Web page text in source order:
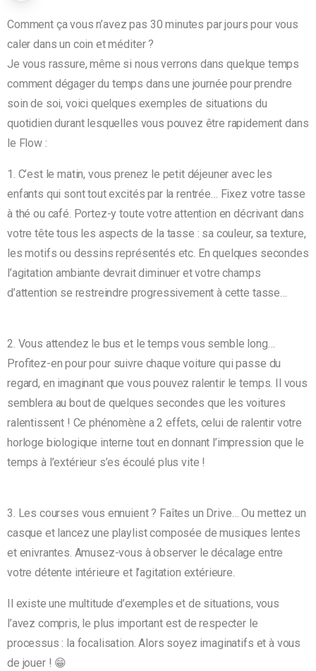
Comment ça vous n’avez pas 30 minutes par jours pour vous
caler dans un coin et méditer ?
Je vous rassure, même si nous verrons dans quelque temps
comment dégager du temps dans une journée pour prendre
soin de soi, voici quelques exemples de situations du
quotidien durant lesquelles vous pouvez être rapidement dans
le Flow :
1. C’est le matin, vous prenez le petit déjeuner avec les
enfants qui sont tout excités par la rentrée… Fixez votre tasse
à thé ou café. Portez-y toute votre attention en décrivant dans
votre tête tous les aspects de la tasse : sa couleur, sa texture,
les motifs ou dessins représentés etc. En quelques secondes
l’agitation ambiante devrait diminuer et votre champs
d’attention se restreindre progressivement à cette tasse…
2. Vous attendez le bus et le temps vous semble long…
Profitez-en pour pour suivre chaque voiture qui passe du
regard, en imaginant que vous pouvez ralentir le temps. Il vous
semblera au bout de quelques secondes que les voitures
ralentissent ! Ce phénomène a 2 effets, celui de ralentir votre
horloge biologique interne tout en donnant l’impression que le
temps à l’extérieur s’es écoulé plus vite !
3. Les courses vous ennuient ? Faîtes un Drive… Ou mettez un
casque et lancez une playlist composée de musiques lentes
et enivrantes. Amusez-vous à observer le décalage entre
votre détente intérieure et l’agitation extérieure.
Il existe une multitude d’exemples et de situations, vous
l’avez compris, le plus important est de respecter le
processus : la focalisation. Alors soyez imaginatifs et à vous
de jouer ! 😁